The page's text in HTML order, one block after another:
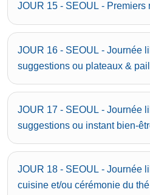
JOUR 15 - SEOUL - Premiers
JOUR 16 - SEOUL - Journée
suggestions ou plateaux &
JOUR 17 - SEOUL - Journée
suggestions ou instant bien-
JOUR 18 - SEOUL - Journée
cuisine et/ou cérémonie du